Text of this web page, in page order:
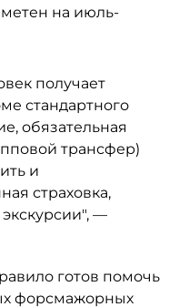
на июль-
получает
стандартного
обязательная
трансфер)
и
страховка,
—
готов помочь
форсмажорных